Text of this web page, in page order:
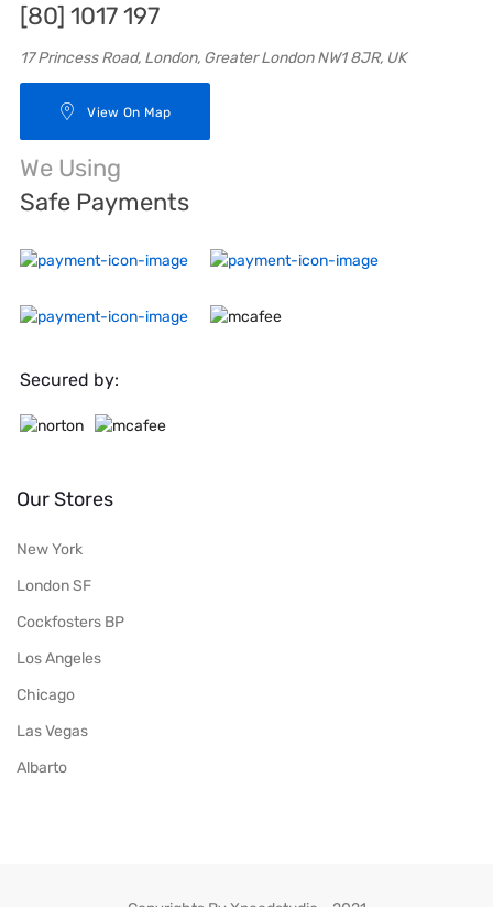
[80] 1017 197
17 Princess Road, London, Greater London NW1 8JR, UK
View On Map
We Using
Safe Payments
Secured by:
Our Stores
New York
London SF
Cockfosters BP
Los Angeles
Chicago
Las Vegas
Albarto